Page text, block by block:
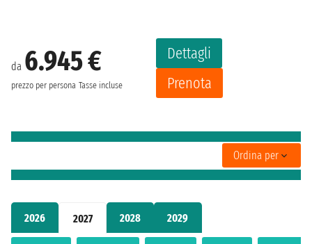
2026 2027 2028 2029
da 6.945 €
prezzo per persona Tasse incluse
Dettagli
Prenota
Ordina per